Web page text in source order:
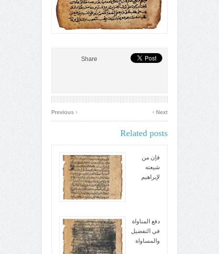
Share
‹ Next
›
Related posts
فإن من
شيعته
لإبراهيم
دفع المناواة
في التفضيل
والمساواة